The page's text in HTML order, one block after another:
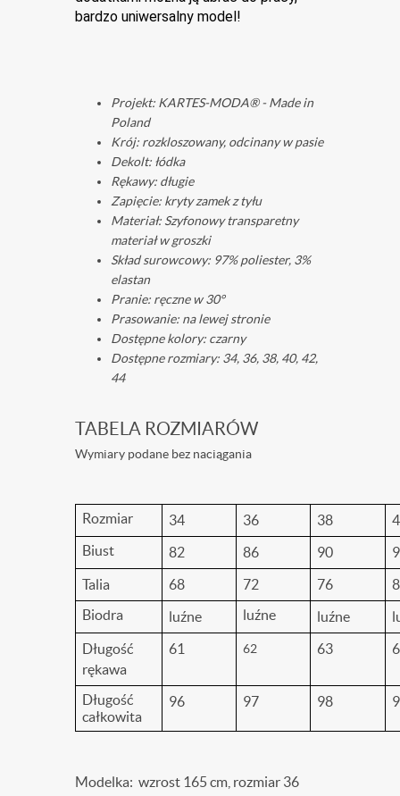
bardzo uniwersalny model!
Projekt: KARTES-MODA® - Made in
Poland ️
Krój: rozkloszowany, odcinany w pasie
Dekolt: łódka
Rękawy: długie
Zapięcie: kryty zamek z tyłu
Materiał: Szyfonowy transparetny
materiał w groszki
Skład surowcowy: 97% poliester, 3%
elastan
Pranie: ręczne w 30°
Prasowanie: na lewej stronie
Dostępne kolory: czarny
Dostępne rozmiary: 34, 36, 38, 40, 42,
44
TABELA ROZMIARÓW
Wymiary podane bez naciągania
Rozmiar 34 36 38
Biust
82 86 90
Talia
68 72 76
Biodra
luźne luźne luźne
Długość
rękawa
61 62 63
Długość
całkowita
96 97 98
Modelka: wzrost 165 cm, rozmiar 36